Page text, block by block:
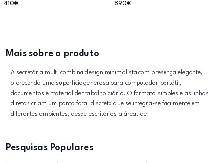
410€ 890€
Mais sobre o produto
A secretária multi combina design minimalista com presença elegante,
oferecendo uma superfície generosa para computador portátil,
documentos e material de trabalho diário. O formato simples e as linhas
diretas criam um ponto focal discreto que se integra-se facilmente em
diferentes ambientes, desde escritórios a áreas de
Pesquisas Populares